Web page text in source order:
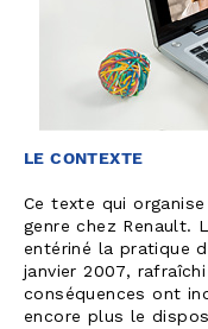
LE CONTEXTE
Ce texte qui
genre chez Renault.
entériné la pratique
janvier 2007,
conséquences ont
encore plus le